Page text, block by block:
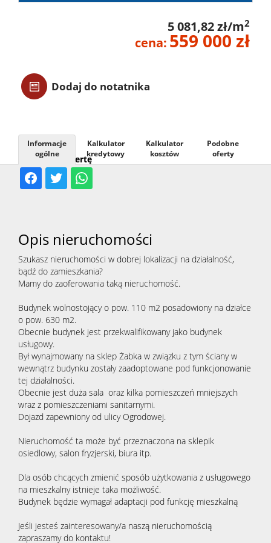
Usługi
5 081,82 zł/m2
cena: 559 000 zł
Dodaj do notatnika
Udostępnij ofertę
Informacje
ogólne
Kalkulator
kredytowy
Kalkulator
kosztów
Podobne
oferty
Opis nieruchomości
Szukasz nieruchomości w dobrej lokalizacji na działalność,
bądź do zamieszkania?
Mamy do zaoferowania taką nieruchomość.
Budynek wolnostojący o pow. 110 m2 posadowiony na działce
o pow. 630 m2.
Obecnie budynek jest przekwalifikowany jako budynek
usługowy.
Był wynajmowany na sklep Żabka w związku z tym ściany w
wewnątrz budynku zostały zaadoptowane pod funkcjonowanie
tej działalności.
Obecnie jest duża sala oraz kilka pomieszczeń mniejszych
wraz z pomieszczeniami sanitarnymi.
Dojazd zapewniony od ulicy Ogrodowej.
Nieruchomość ta może być przeznaczona na sklepik
osiedlowy, salon fryzjerski, biura itp.
Dla osób chcących zmienić sposób użytkowania z usługowego
na mieszkalny istnieje taka możliwość.
Budynek będzie wymagał adaptacji pod funkcję mieszkalną
Jeśli jesteś zainteresowany/a naszą nieruchomością
zapraszamy do kontaktu!